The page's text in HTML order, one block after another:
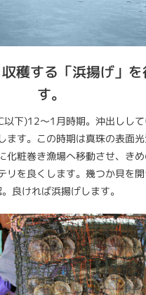
穫する「浜揚げ」を
す。
下)12～1月時期。沖出しして
ます。この時期は真珠の表面
化粧巻き漁場へ移動させ、き
リを良くします。幾つか貝を
良ければ浜揚げします。